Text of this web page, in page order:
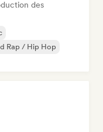
des
Rap / Hip Hop